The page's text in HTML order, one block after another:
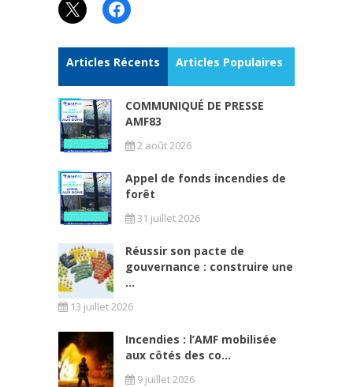
X Facebook
Articles Récents Articles Populaires
COMMUNIQUÉ DE PRESSE
AMF83
2 août 2026
Appel de fonds incendies de
forêt
31 juillet 2026
Réussir son pacte de
gouvernance : construire une
...
13 juillet 2026
Incendies : l’AMF mobilisée
aux côtés des co...
9 juillet 2026